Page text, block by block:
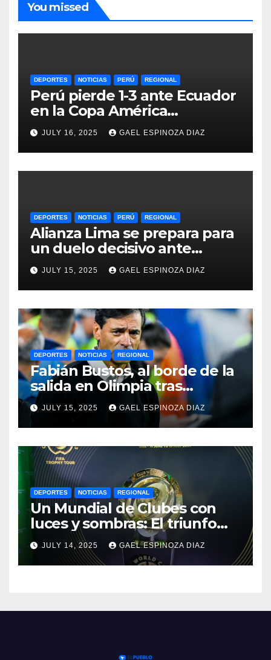
You missed
DEPORTES NOTICIAS PERÚ REGIONAL
Perú pierde 1-3 ante Ecuador
en la Copa América
Femenina y lidera el Grupo A
JULY 16, 2025 GAEL ESPINOZA DIAZ
DEPORTES NOTICIAS PERÚ REGIONAL
Alianza Lima se prepara para
un duelo decisivo ante
Gremio por la Sudamericana
2025
JULY 15, 2025 GAEL ESPINOZA DIAZ
DEPORTES NOTICIAS REGIONAL
Fabián Bustos, al borde de la
salida en Olimpia tras
dolorosa derrota en
Paraguay
JULY 15, 2025 GAEL ESPINOZA DIAZ
DEPORTES NOTICIAS REGIONAL
Un Mundial de Clubes con
luces y sombras: El triunfo
del Chelsea y las lecciones
del torneo
JULY 14, 2025 GAEL ESPINOZA DIAZ